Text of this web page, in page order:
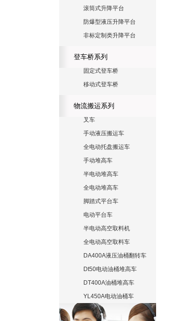
滚筒式升降平台
防爆型液压升降平台
非标定制类升降平台
登车桥系列
固定式登车桥
移动式登车桥
物流搬运系列
叉车
手动液压搬运车
全电动托盘搬运车
手动堆高车
半电动堆高车
全电动堆高车
脚踏式平台车
电动平台车
半电动高空取料机
全电动高空取料车
DA400A液压油桶翻转车
Dt50电动油桶堆高车
DT400A油桶堆高车
YL450A电动油桶车